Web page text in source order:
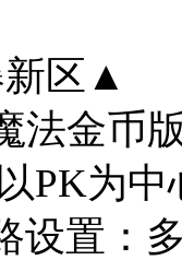
区▲
法金币
PK为
设置：